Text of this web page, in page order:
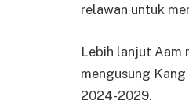
relawan untuk
Lebih lanjut Aam
mengusung
2024-2029.